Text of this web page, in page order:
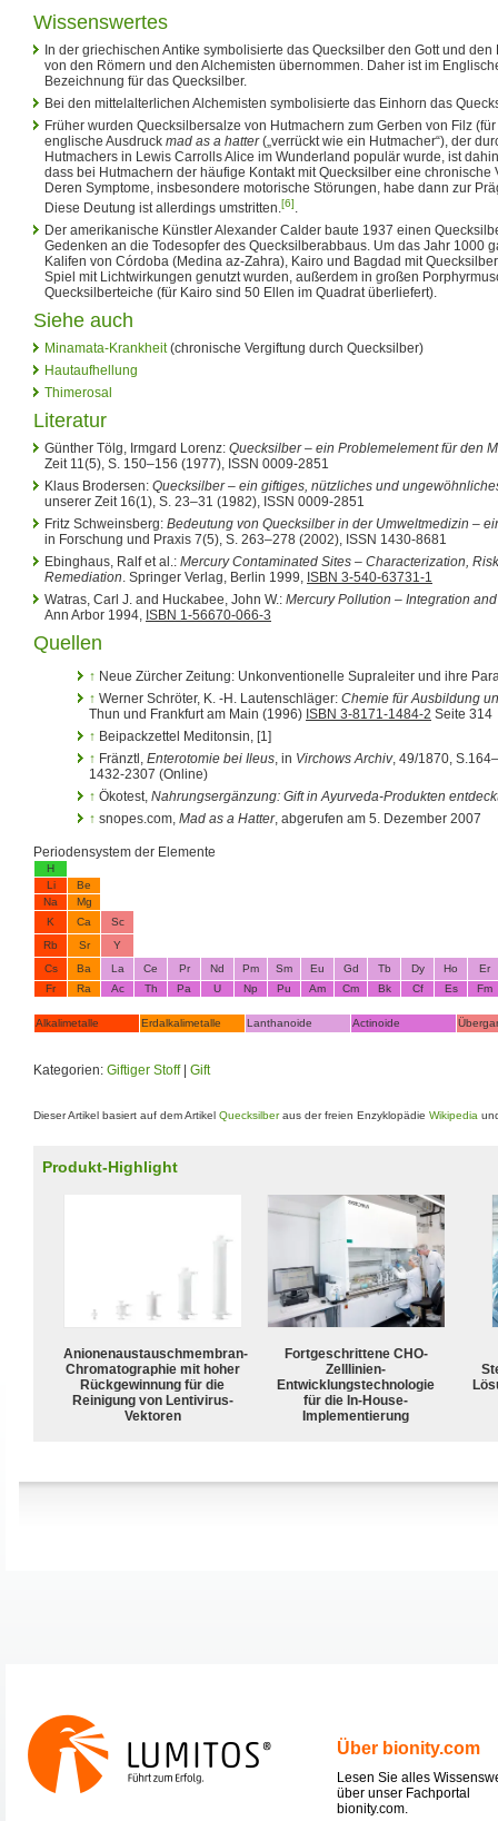
Wissenswertes
In der griechischen Antike symbolisierte das Quecksilber den Gott und
von den Römern und den Alchemisten übernommen. Daher ist im
Bezeichnung für das Quecksilber.
Bei den mittelalterlichen Alchemisten symbolisierte das Einhorn das
Früher wurden Quecksilbersalze von Hutmachern zum Gerben von Filz
englische Ausdruck mad as a hatter(„verrückt wie ein Hutmacher“), der
Hutmachers in Lewis Carrolls Alice im Wunderland populär wurde, ist
dass bei Hutmachern der häufige Kontakt mit Quecksilber eine chronische
Deren Symptome, insbesondere motorische Störungen, habe dann zur
Diese Deutung ist allerdings umstritten. [6]
Der amerikanische Künstler Alexander Calder baute 1937 einen
Gedenken an die Todesopfer des Quecksilberabbaus. Um das Jahr 1000
Kalifen von Córdoba (Medina az-Zahra), Kairo und Bagdad mit
Spiel mit Lichtwirkungen genutzt wurden, außerdem in großen
Quecksilberteiche (für Kairo sind 50 Ellen im Quadrat überliefert).
Siehe auch
Minamata-Krankheit(chronische Vergiftung durch Quecksilber)
Hautaufhellung
Thimerosal
Literatur
Günther Tölg, Irmgard Lorenz: Quecksilber – ein Problemelement für den
Zeit 11(5), S. 150–156 (1977), ISSN 0009-2851
Klaus Brodersen: Quecksilber – ein giftiges, nützliches und
unserer Zeit 16(1), S. 23–31 (1982), ISSN 0009-2851
Fritz Schweinsberg: Bedeutung von Quecksilber in der Umweltmedizin –
in Forschung und Praxis 7(5), S. 263–278 (2002), ISSN 1430-8681
Ebinghaus, Ralf et al.: Mercury Contaminated Sites – Characterization,
Remediation . Springer Verlag, Berlin 1999, ISBN 3-540-63731-1
Watras, Carl J. and Huckabee, John W.: Mercury Pollution – Integration
Ann Arbor 1994, ISBN 1-56670-066-3
Quellen
↑ Neue Zürcher Zeitung: Unkonventionelle Supraleiter und ihre
↑ Werner Schröter, K. -H. Lautenschläger: Chemie für Ausbildung
Thun und Frankfurt am Main (1996) ISBN 3-8171-1484-2 Seite 314
↑ Beipackzettel Meditonsin, [1]
↑ Fränztl, Enterotomie bei Ileus , in Virchows Archiv, 49/1870,
1432-2307 (Online)
↑ Ökotest, Nahrungsergänzung: Gift in Ayurveda-Produkten
↑ snopes.com, Mad as a Hatter, abgerufen am 5. Dezember 2007
Periodensystem der Elemente
H
Li
Be
Na
Mg
K
Ca
Sc
Rb
Sr
Y
Cs
Ba La Ce Pr Nd Pm Sm Eu Gd Tb Dy Ho
Er
Fr
Ra Ac Th Pa U Np Pu Am Cm Bk Cf Es Fm
Alkalimetalle Erdalkalimetalle Lanthanoide Actinoide
Kategorien: Giftiger Stoff| Gift
Dieser Artikel basiert auf dem Artikel Quecksilberaus der freien Enzyklopädie Wikipedia
Produkt-Highlight
Anionenaustauschmembran-
Chromatographie mit hoher
Rückgewinnung für die
Reinigung von Lentivirus-
Vektoren
Fortgeschrittene CHO-
Zelllinien-
Entwicklungstechnologie
für die In-House-
Implementierung
Über bionity.com
Lesen Sie alles
über unser Fachportal
bionity.com.